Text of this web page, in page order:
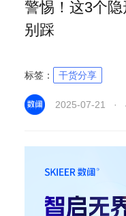
警惕！这3个
别踩
标签： 干货分享
2025-07-21 ·